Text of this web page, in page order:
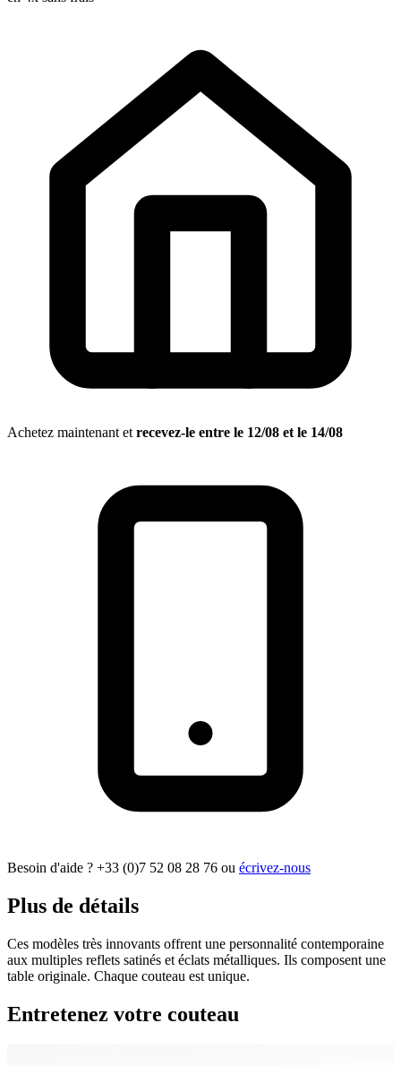
Achetez maintenant et recevez-le entre le 12/08 et le 14/08
Besoin d'aide ? +33 (0)7 52 08 28 76 ou écrivez-nous
Plus de détails
Ces modèles très innovants offrent une personnalité contemporaine
aux multiples reflets satinés et éclats métalliques. Ils composent une
table originale. Chaque couteau est unique.
Entretenez votre couteau